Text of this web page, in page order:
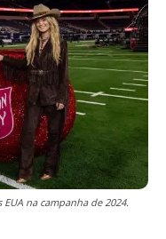
na campanha de 2024.